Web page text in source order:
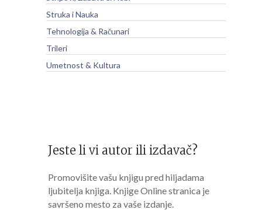
Struka i Nauka
Tehnologija & Računari
Trileri
Umetnost & Kultura
Jeste li vi autor ili izdavač?
Promovišite vašu knjigu pred hiljadama
ljubitelja knjiga. Knjige Online stranica je
savršeno mesto za vaše izdanje.